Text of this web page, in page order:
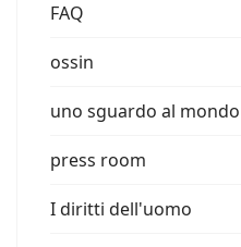
FAQ
ossin
uno sguardo al mondo
press room
I diritti dell'uomo